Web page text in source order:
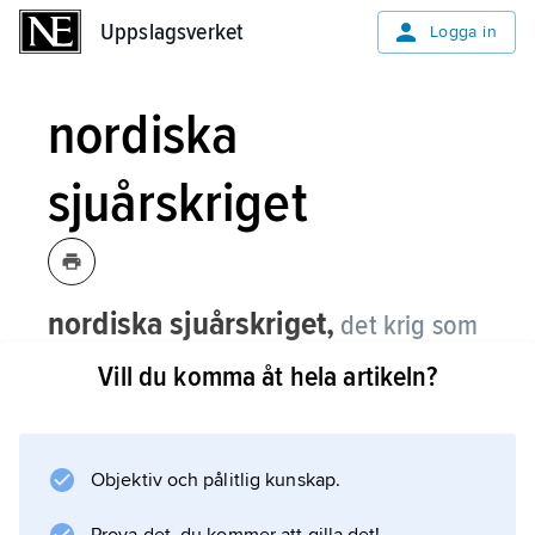
Uppslagsverket Logga in
nordiska
sjuårskriget
nordiska sjuårskriget, det krig som
Sverige 1563–70 förde med Danmark
och Lübeck, understödda av Polen.
engagemanget i Estland i samband med
Vill du komma åt hela artikeln?
Objektiv och pålitlig kunskap.